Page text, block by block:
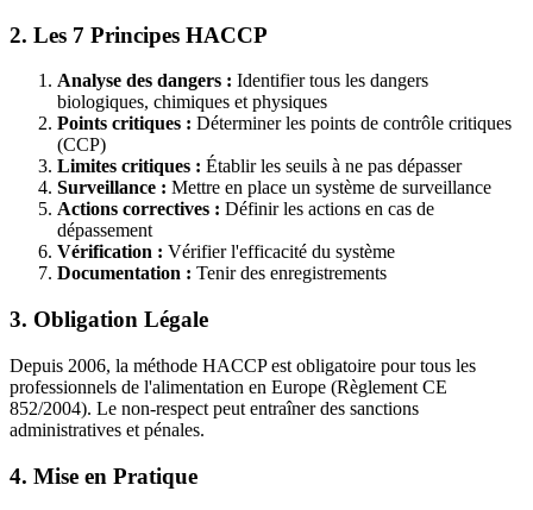
2. Les 7 Principes HACCP
Analyse des dangers : Identifier tous les dangers
biologiques, chimiques et physiques
Points critiques : Déterminer les points de contrôle critiques
(CCP)
Limites critiques : Établir les seuils à ne pas dépasser
Surveillance : Mettre en place un système de surveillance
Actions correctives : Définir les actions en cas de
dépassement
Vérification : Vérifier l'efficacité du système
Documentation : Tenir des enregistrements
3. Obligation Légale
Depuis 2006, la méthode HACCP est obligatoire pour tous les
professionnels de l'alimentation en Europe (Règlement CE
852/2004). Le non-respect peut entraîner des sanctions
administratives et pénales.
4. Mise en Pratique